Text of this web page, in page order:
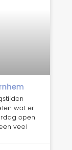
wat er
open
veel